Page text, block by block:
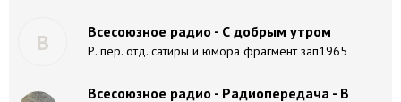
В Всесоюзное радио - С добрым утром
Р. пер. отд. сатиры и юмора фрагмент зап1965
Всесоюзное радио - Радиопередача - В